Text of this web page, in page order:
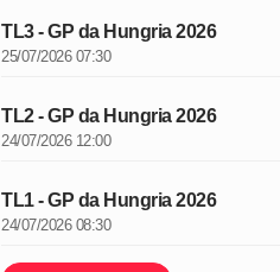
TL3 - GP da Hungria 2026
25/07/2026 07:30
TL2 - GP da Hungria 2026
24/07/2026 12:00
TL1 - GP da Hungria 2026
24/07/2026 08:30